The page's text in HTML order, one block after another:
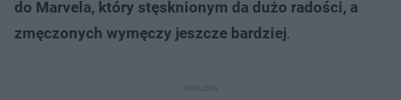
do Marvela, który stęsknionym da dużo radości, a
zmęczonych wymęczy jeszcze bardziej.